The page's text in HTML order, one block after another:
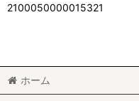
2100050000015321
ホーム